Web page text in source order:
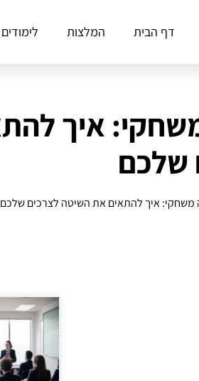
דף הבית המלצות לימודים
איך
שלכם
משחקי: איך להתאים את השיטה לצרכים שלכם